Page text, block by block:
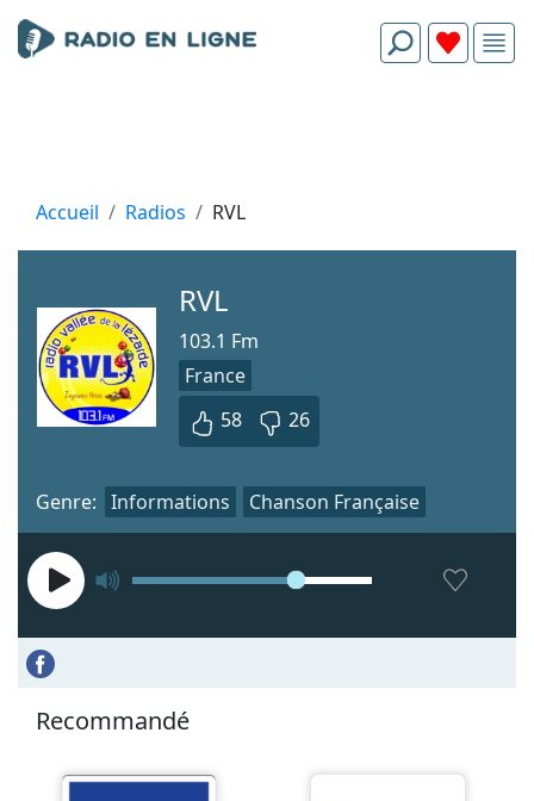
Accueil Radios RVL
RVL
103.1 Fm
France
58
26
Genre: Informations Chanson Française
Recommandé